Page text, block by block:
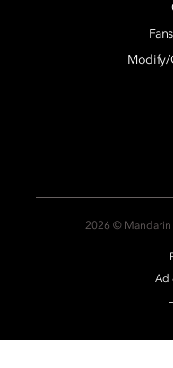
Modify/
2026 ©
Ad